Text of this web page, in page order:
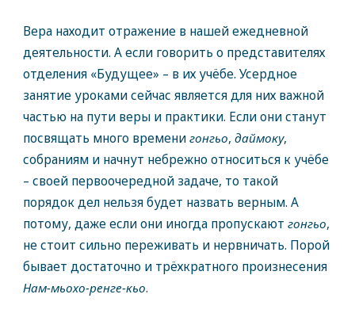
Вера находит отражение в нашей ежедневной
деятельности. А если говорить о представителях
отделения «Будущее» – в их учёбе. Усердное
занятие уроками сейчас является для них важной
частью на пути веры и практики. Если они станут
посвящать много временигонгьо, даймоку,
собраниям и начнут небрежно относиться к учёбе
– своей первоочередной задаче, то такой
порядок дел нельзя будет назвать верным. А
потому, даже если они иногда пропускают гонгьо,
не стоит сильно переживать и нервничать. Порой
бывает достаточно и трёхкратного произнесения
Нам-мьохо-ренге-кьо.